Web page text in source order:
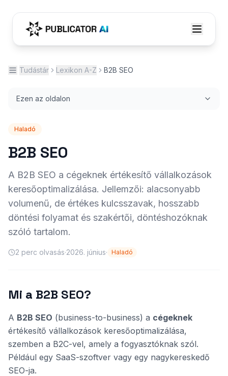
Tudástár Lexikon A-Z B2B SEO
Ezen az oldalon
Haladó
B2B SEO
A B2B SEO a cégeknek értékesítő vállalkozások
keresőoptimalizálása. Jellemzői: alacsonyabb
volumenű, de értékes kulcsszavak, hosszabb
döntési folyamat és szakértői, döntéshozóknak
szóló tartalom.
2 perc olvasás·2026. június· Haladó
Mi a B2B SEO?
A B2B SEO (business-to-business) a cégeknek
értékesítő vállalkozások keresőoptimalizálása,
szemben a B2C-vel, amely a fogyasztóknak szól.
Például egy SaaS-szoftver vagy egy nagykereskedő
SEO-ja.